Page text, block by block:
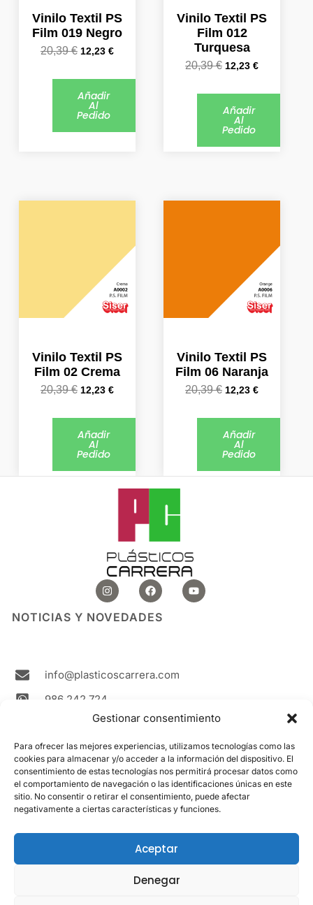
Gestionar consentimiento
Para ofrecer las mejores experiencias, utilizamos tecnologías como las
cookies para almacenar y/o acceder a la información del dispositivo. El
consentimiento de estas tecnologías nos permitirá procesar datos como
el comportamiento de navegación o las identificaciones únicas en este
sitio. No consentir o retirar el consentimiento, puede afectar
negativamente a ciertas características y funciones.
Aceptar
Denegar
Vinilo Textil PS
Film 019 Negro
20,39€ 12,23 €
Añadir
Al
Pedido
Vinilo Textil PS
Film 012
Turquesa
20,39€ 12,23€
Añadir
Al
Pedido
Vinilo Textil PS
Film 02 Crema
20,39€
20,39 €.
12,23 €
12,23 €.
Añadir
Al
Pedido
Vinilo Textil PS
Film 06 Naranja
20,39€
20,39 €.
12,23€
12,23 €.
Añadir
Al
Pedido
I
n
s
t
a
F
a
c
e
b
Y
o
u
NOTICIAS Y NOVEDADES
info@plasticoscarrera.com
986 242 724
Plasticos Carrera Avda. Ricardo Mella, 111 36330
Vigo Spain
Contacto
LEGAL
Política de cookies